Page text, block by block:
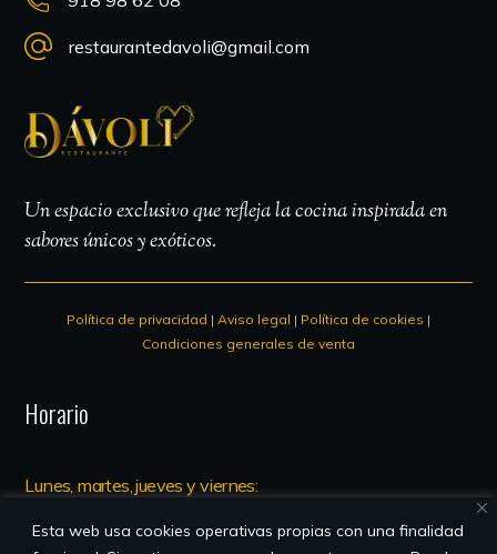
Esta web usa cookies operativas propias con una finalidad
restaurantedavoli@gmail.com
Un espacio exclusivo que refleja la cocina inspirada en
sabores únicos y exóticos.
Política de privacidad | Aviso legal | Política de cookies |
Condiciones generales de venta
Horario
Lunes, martes, jueves y viernes:
13.00 – 00.00